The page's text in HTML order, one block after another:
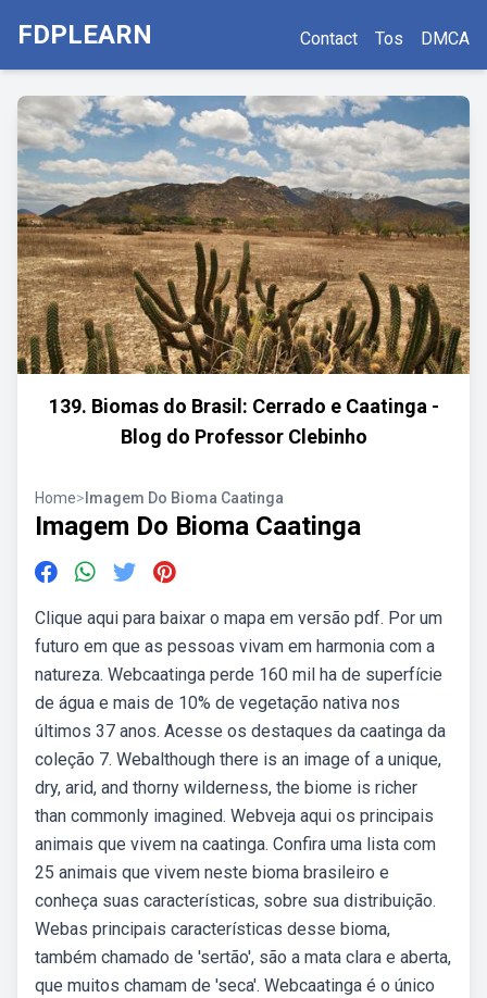
FDPLEARN Contact Tos DMCA
139. Biomas do Brasil: Cerrado e Caatinga -
Blog do Professor Clebinho
Home> Imagem Do Bioma Caatinga
Imagem Do Bioma Caatinga
Clique aqui para baixar o mapa em versão pdf. Por um
futuro em que as pessoas vivam em harmonia com a
natureza. Webcaatinga perde 160 mil ha de superfície
de água e mais de 10% de vegetação nativa nos
últimos 37 anos. Acesse os destaques da caatinga da
coleção 7. Webalthough there is an image of a unique,
dry, arid, and thorny wilderness, the biome is richer
than commonly imagined. Webveja aqui os principais
animais que vivem na caatinga. Confira uma lista com
25 animais que vivem neste bioma brasileiro e
conheça suas características, sobre sua distribuição.
Webas principais características desse bioma,
também chamado de 'sertão', são a mata clara e aberta,
que muitos chamam de 'seca'. Webcaatinga é o único